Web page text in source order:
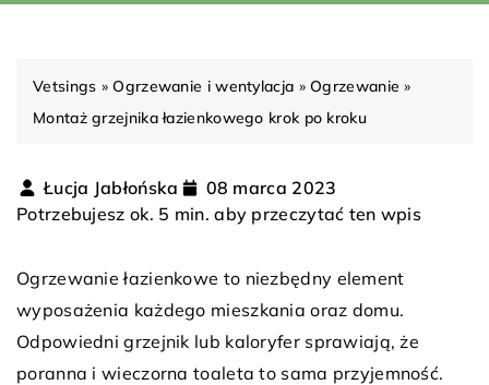
Vetsings »Ogrzewanie i wentylacja »Ogrzewanie »
Montaż grzejnika łazienkowego krok po kroku
Łucja Jabłońska
08 marca 2023
Potrzebujesz ok. 5 min. aby przeczytać ten wpis
Ogrzewanie łazienkowe to niezbędny element
wyposażenia każdego mieszkania oraz domu.
Odpowiedni grzejnik lub kaloryfer sprawiają, że
poranna i wieczorna toaleta to sama przyjemność.